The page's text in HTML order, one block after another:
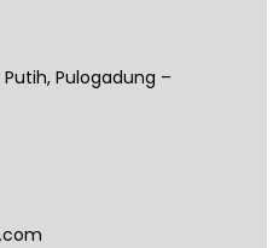
Putih, Pulogadung –